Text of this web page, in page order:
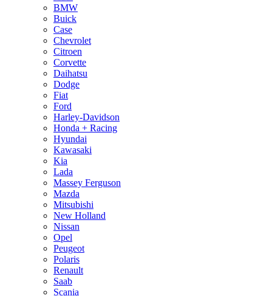
BMW
Buick
Case
Chevrolet
Citroen
Corvette
Daihatsu
Dodge
Fiat
Ford
Harley-Davidson
Honda + Racing
Hyundai
Kawasaki
Kia
Lada
Massey Ferguson
Mazda
Mitsubishi
New Holland
Nissan
Opel
Peugeot
Polaris
Renault
Saab
Scania